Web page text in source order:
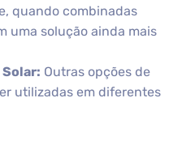
quando combinadas
uma solução ainda mais
Outras opções de
utilizadas em diferentes